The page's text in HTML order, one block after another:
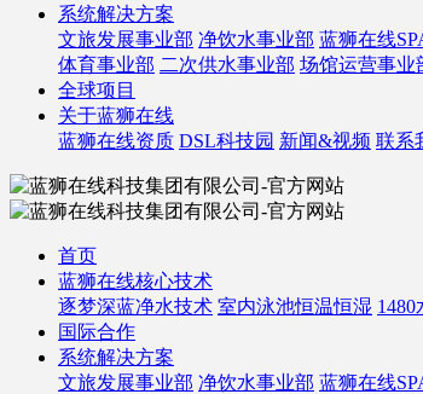
系统解决方案
文旅发展事业部 净饮水事业部 蓝狮在线
体育事业部 二次供水事业部 场馆运营事业
全球项目
关于蓝狮在线
蓝狮在线资质 DSL科技园 新闻&视频 联系
首页
蓝狮在线核心技术
逐梦深蓝净水技术 室内泳池恒温恒湿 1480
国际合作
系统解决方案
文旅发展事业部 净饮水事业部 蓝狮在线